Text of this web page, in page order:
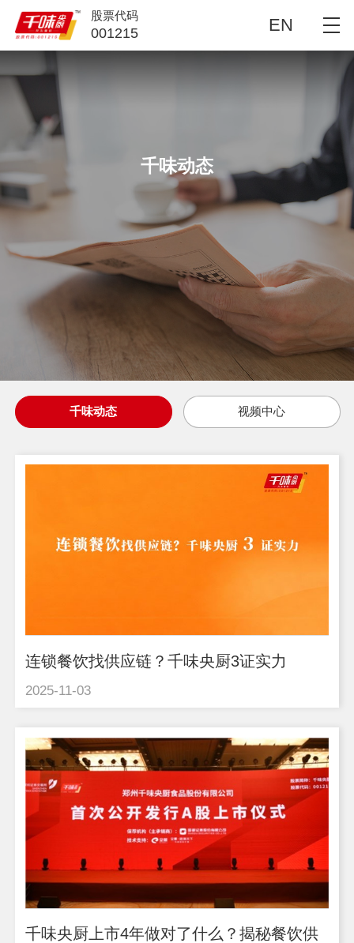
股票代码
001215 EN
千味动态
千味动态 视频中心
连锁餐饮找供应链？千味央厨3证实力
2025-11-03
千味央厨上市4年做对了什么？揭秘餐饮供